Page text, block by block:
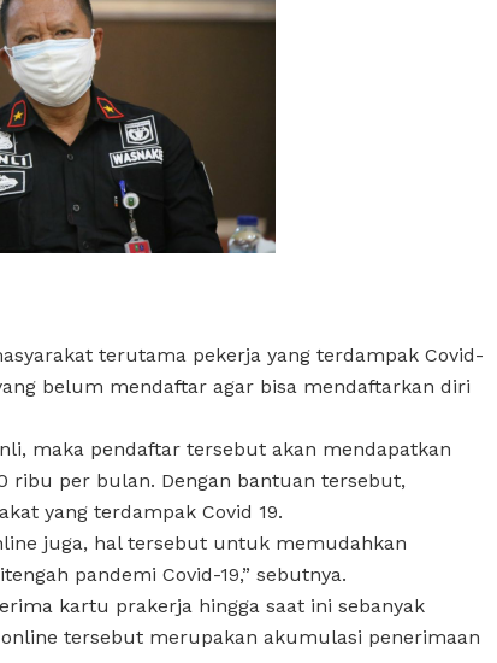
terutama pekerja yang terdampak Covid-
belum mendaftar agar bisa mendaftarkan diri
maka pendaftar tersebut akan mendapatkan
ribu per bulan. Dengan bantuan tersebut,
yang terdampak Covid 19.
juga, hal tersebut untuk memudahkan
pandemi Covid-19,” sebutnya.
kartu prakerja hingga saat ini sebanyak
tersebut merupakan akumulasi penerimaan